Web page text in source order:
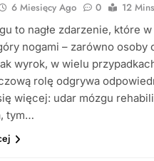
6 Miesięcy Ago 0
12 Mins
to nagłe zdarzenie, które
nogami – zarówno
wyrok, w wielu
rolę odgrywa
więcej: udar mózgu
tym…